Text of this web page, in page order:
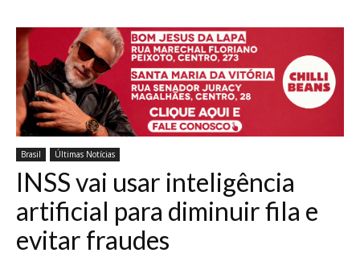
Brasil Últimas Notícias
INSS vai usar inteligência
artificial para diminuir fila e
evitar fraudes